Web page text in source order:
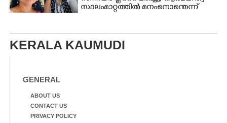
സ്ഥലംമാറ്റത്തിൽ മനംനൊന്തെന്ന്
KERALA KAUMUDI
GENERAL
ABOUT US
CONTACT US
PRIVACY POLICY